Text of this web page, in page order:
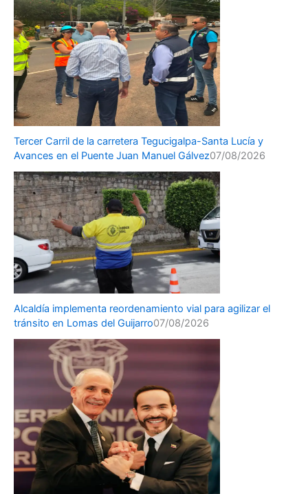
Tercer Carril de la carretera Tegucigalpa-Santa Lucía y
Avances en el Puente Juan Manuel Gálvez07/08/2026
Alcaldía implementa reordenamiento vial para agilizar el
tránsito en Lomas del Guijarro07/08/2026